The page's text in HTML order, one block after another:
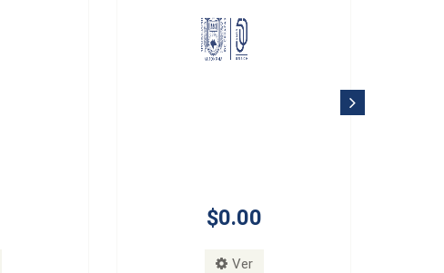
$0.00
Ver